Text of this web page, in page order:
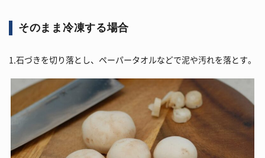
そのまま冷凍する場合
1.石づきを切り落とし、ペーパータオルなどで泥や汚れを落とす。